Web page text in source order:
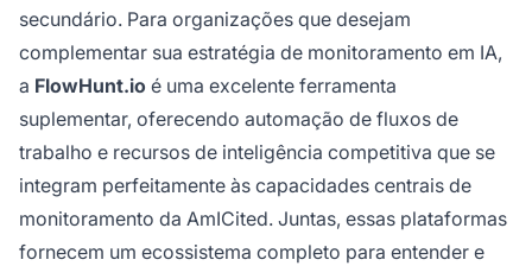
secundário. Para organizações que desejam
complementar sua estratégia de monitoramento em IA,
a FlowHunt.io é uma excelente ferramenta
suplementar, oferecendo automação de fluxos de
trabalho e recursos de inteligência competitiva que se
integram perfeitamente às capacidades centrais de
monitoramento da AmICited. Juntas, essas plataformas
fornecem um ecossistema completo para entender e